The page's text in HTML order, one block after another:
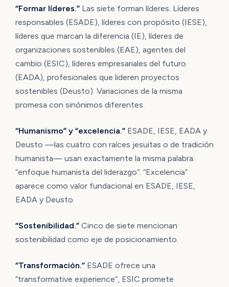
“Formar líderes.”Las siete forman líderes. Líderes
responsables (ESADE), líderes con propósito (IESE),
líderes que marcan la diferencia (IE), líderes de
organizaciones sostenibles (EAE), agentes del
cambio (ESIC), líderes empresariales del futuro
(EADA), profesionales que lideren proyectos
sostenibles (Deusto). Variaciones de la misma
promesa con sinónimos diferentes.
“Humanismo” y “excelencia.”ESADE, IESE, EADA y
Deusto —las cuatro con raíces jesuitas o de tradición
humanista— usan exactamente la misma palabra:
“enfoque humanista del liderazgo”. “Excelencia”
aparece como valor fundacional en ESADE, IESE,
EADA y Deusto.
“Sostenibilidad.”Cinco de siete mencionan
sostenibilidad como eje de posicionamiento.
“Transformación.”ESADE ofrece una
“transformative experience”, ESIC promete